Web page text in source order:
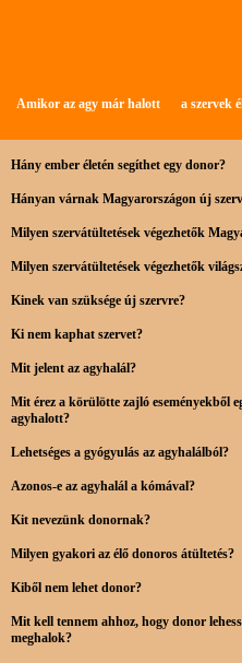
Amikor az agy már halott a szervek
Hány ember életén segíthet egy donor?
Hányan várnak Magyarországon új
Milyen szervátültetések végezhetők
Milyen szervátültetések végezhetők
Kinek van szüksége új szervre?
Ki nem kaphat szervet?
Mit jelent az agyhalál?
Mit érez a körülötte zajló eseményekből
agyhalott?
Lehetséges a gyógyulás az agyhalálból?
Azonos-e az agyhalál a kómával?
Kit nevezünk donornak?
Milyen gyakori az élő donoros átültetés?
Kiből nem lehet donor?
Mit kell tennem ahhoz, hogy donor
meghalok?